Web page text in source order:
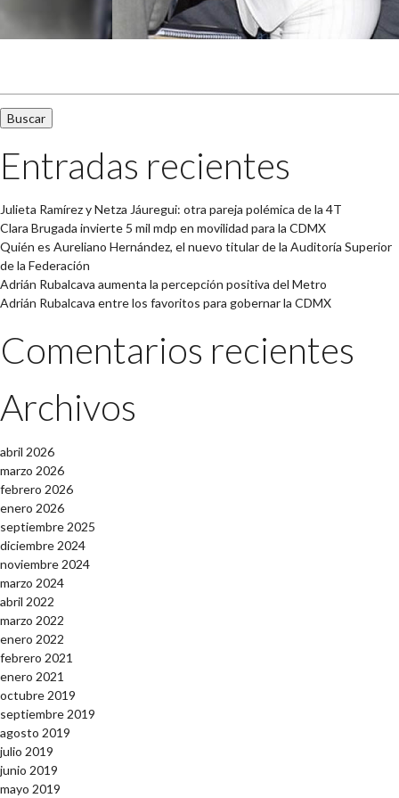
Entradas recientes
Julieta Ramírez y Netza Jáuregui: otra pareja polémica de la 4T
Clara Brugada invierte 5 mil mdp en movilidad para la CDMX
Quién es Aureliano Hernández, el nuevo titular de la Auditoría Superior
de la Federación
Adrián Rubalcava aumenta la percepción positiva del Metro
Adrián Rubalcava entre los favoritos para gobernar la CDMX
Comentarios recientes
Archivos
abril 2026
marzo 2026
febrero 2026
enero 2026
septiembre 2025
diciembre 2024
noviembre 2024
marzo 2024
abril 2022
marzo 2022
enero 2022
febrero 2021
enero 2021
octubre 2019
septiembre 2019
agosto 2019
julio 2019
junio 2019
mayo 2019